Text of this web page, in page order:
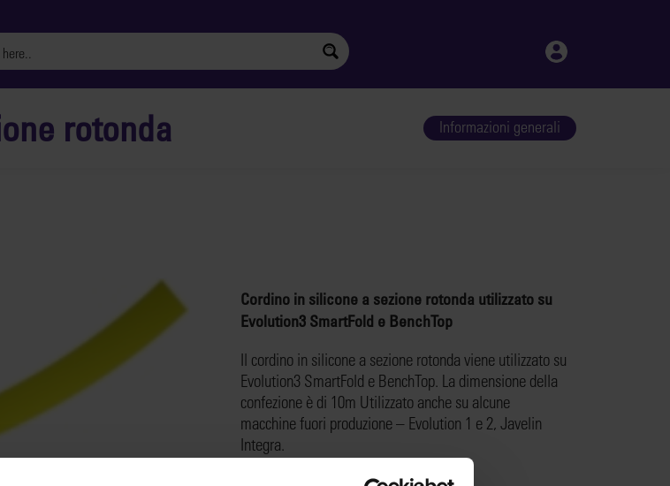
rotonda Informazioni generali
Cordino in silicone a sezione rotonda utilizzato su
Evolution3 SmartFold e BenchTop
Il cordino in silicone a sezione rotonda viene utilizzato su
Evolution3 SmartFold e BenchTop. La dimensione della
confezione è di 10m Utilizzato anche su alcune
macchine fuori produzione – Evolution 1 e 2, Javelin
Integra.